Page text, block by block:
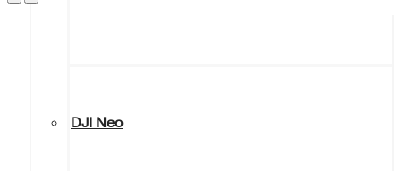
DJI Neo